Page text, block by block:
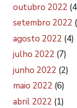
outubro 2022
setembro 2022
agosto 2022 (4)
julho 2022 (7)
junho 2022 (2)
maio 2022 (6)
abril 2022 (1)